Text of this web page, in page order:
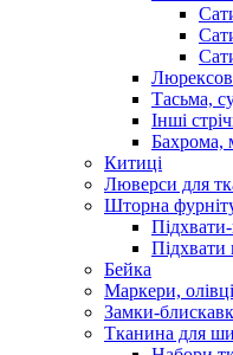
Тасьма,
Інші
Бахрома,
Китиці
Люверси для
Шторна
Підхвати
Бейка
Маркери,
Замки-
Тканина для